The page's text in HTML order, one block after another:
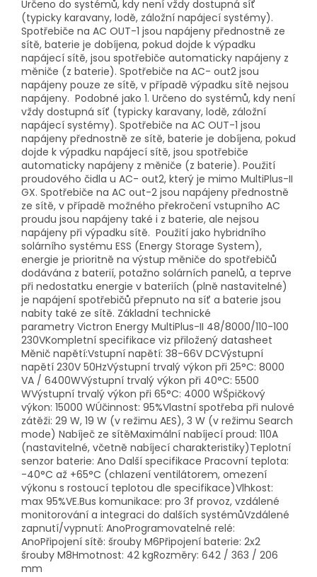
Určeno do systémů, kdy není vždy dostupná síť
(typicky karavany, lodě, záložní napájecí systémy).
Spotřebiče na AC OUT-1 jsou napájeny přednostně ze
sítě, baterie je dobíjena, pokud dojde k výpadku
napájecí sítě, jsou spotřebiče automaticky napájeny z
měniče (z baterie). Spotřebiče na AC- out2 jsou
napájeny pouze ze sítě, v případě výpadku sítě nejsou
napájeny. Podobné jako 1. Určeno do systémů, kdy není
vždy dostupná síť (typicky karavany, lodě, záložní
napájecí systémy). Spotřebiče na AC OUT-1 jsou
napájeny přednostně ze sítě, baterie je dobíjena, pokud
dojde k výpadku napájecí sítě, jsou spotřebiče
automaticky napájeny z měniče (z baterie). Použití
proudového čidla u AC- out2, který je mimo MultiPlus-II
GX. Spotřebiče na AC out-2 jsou napájeny přednostně
ze sítě, v případě možného překročení vstupního AC
proudu jsou napájeny také i z baterie, ale nejsou
napájeny při výpadku sítě. Použití jako hybridního
solárního systému ESS (Energy Storage System),
energie je prioritně na výstup měniče do spotřebičů
dodávána z baterií, potažno solárních panelů, a teprve
při nedostatku energie v bateriích (plně nastavitelné)
je napájení spotřebičů přepnuto na síť a baterie jsou
nabity také ze sítě. Základní technické
parametry Victron Energy MultiPlus-II 48/8000/110-100
230VKompletní specifikace viz přiložený datasheet
Měnič napětí:Vstupní napětí: 38-66V DCVýstupní
napětí 230V 50HzVýstupní trvalý výkon při 25°C: 8000
VA / 6400WVýstupní trvalý výkon při 40°C: 5500
WVýstupní trvalý výkon při 65°C: 4000 WŠpičkový
výkon: 15000 WÚčinnost: 95%Vlastní spotřeba při nulové
zátěži: 29 W, 19 W (v režimu AES), 3 W (v režimu Search
mode) Nabíječ ze sítěMaximální nabíjecí proud: 110A
(nastavitelné, včetně nabíjecí charakteristiky)Teplotní
senzor baterie: Ano Další specifikace Pracovní teplota:
-40°C až +65°C (chlazení ventilátorem, omezení
výkonu s rostoucí teplotou dle specifikace)Vlhkost:
max 95%VE.Bus komunikace: pro 3f provoz, vzdálené
monitorování a integraci do dalších systémůVzdálené
zapnutí/vypnutí: AnoProgramovatelné relé:
AnoPřipojení sítě: šrouby M6Připojení baterie: 2x2
šrouby M8Hmotnost: 42 kgRozměry: 642 / 363 / 206
mm